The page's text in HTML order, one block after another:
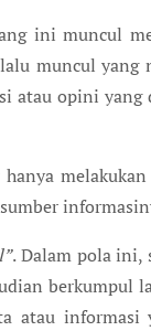
ini muncul
muncul yang
atau opini
. Dalam pola ini,
berkumpul
atau